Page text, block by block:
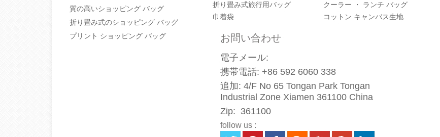
質の高いショッピング バッグ
折り畳み式のショッピング バッグ
プリント ショッピング バッグ
折り畳み式旅行用バッグ
巾着袋
クーラー ・ ランチ バッグ
コットン キャンバス生地
お問い合わせ
電子メール:
携帯電話: +86 592 6060 338
追加: 4/F No 65 Tongan Park Tongan
Industrial Zone Xiamen 361100 China
Zip: 361100
follow us :